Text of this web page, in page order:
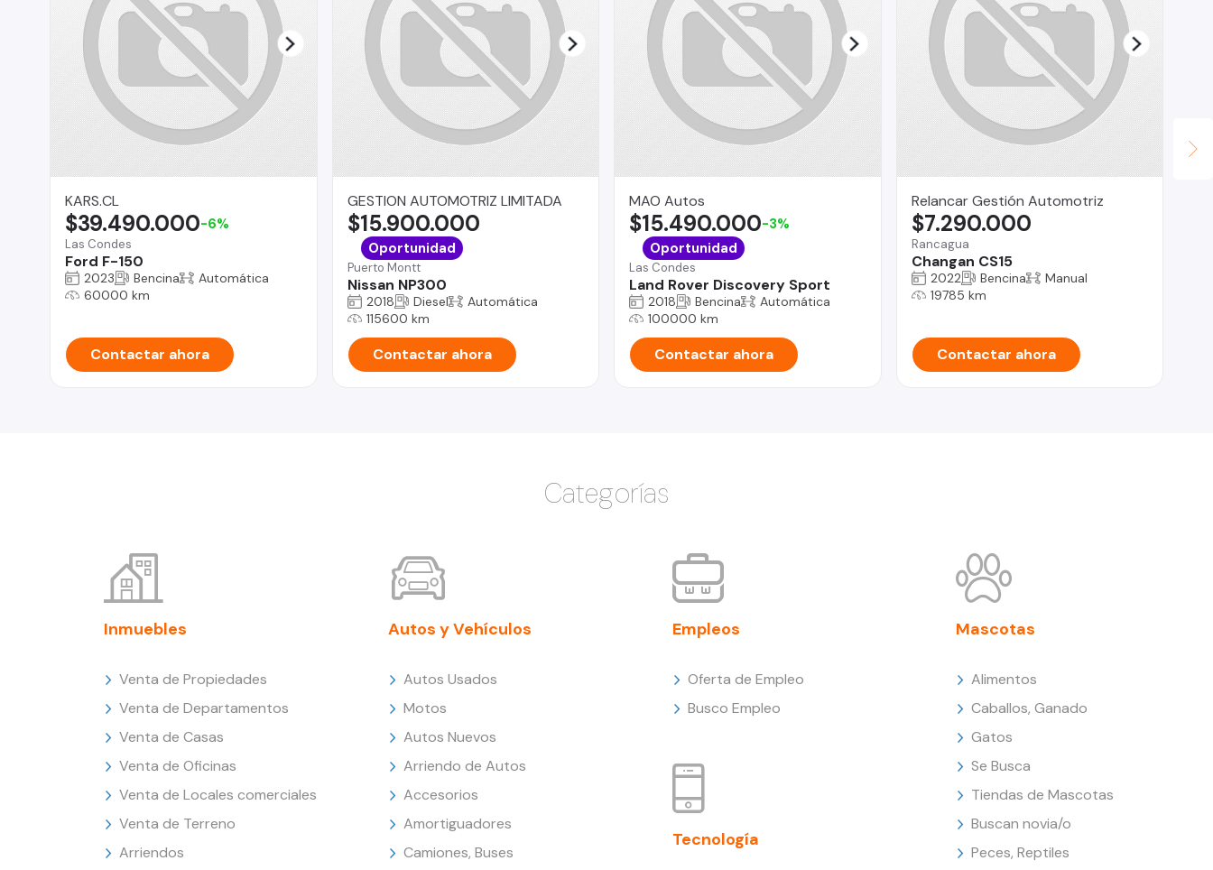
KARS.CL
Las Condes
Ford F-150
$39.490.000-6%
2023 Bencina
Automática
60000 km
Contactar ahora
GESTION AUTOMOTRIZ LIMITADA
Puerto Montt
Nissan NP300
$15.900.000
Oportunidad
2018 Diesel
Automática
115600 km
Contactar ahora
MAO Autos
Las Condes
Land Rover Discovery Sport
$15.490.000-3%
Oportunidad
2018 Bencina
Automática
100000 km
Contactar ahora
Relancar Gestión Automotriz
Rancagua
Changan CS15
$7.290.000
2022 Bencina
Manual
19785 km
Contactar ahora
Categorías
Inmuebles
Venta de Propiedades
Venta de Departamentos
Venta de Casas
Venta de Oficinas
Venta de Locales comerciales
Venta de Terreno
Arriendos
Autos y Vehículos
Autos Usados
Motos
Autos Nuevos
Arriendo de Autos
Accesorios
Amortiguadores
Camiones, Buses
Empleos
Oferta de Empleo
Busco Empleo
Tecnología
Mascotas
Alimentos
Caballos, Ganado
Gatos
Se Busca
Tiendas de Mascotas
Buscan novia/o
Peces, Reptiles